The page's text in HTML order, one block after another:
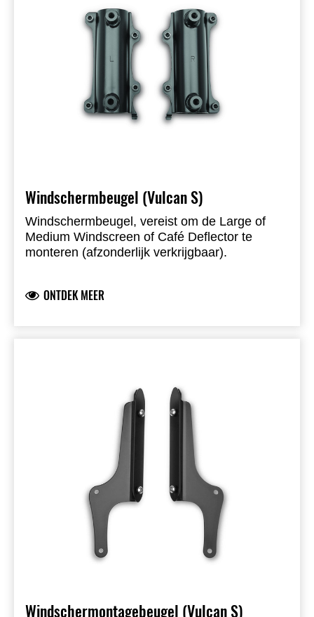
Windschermbeugel (Vulcan S)
Windschermbeugel, vereist om de Large of
Medium Windscreen of Café Deflector te
monteren (afzonderlijk verkrijgbaar).
ONTDEK MEER
Windschermontagebeugel (Vulcan S)